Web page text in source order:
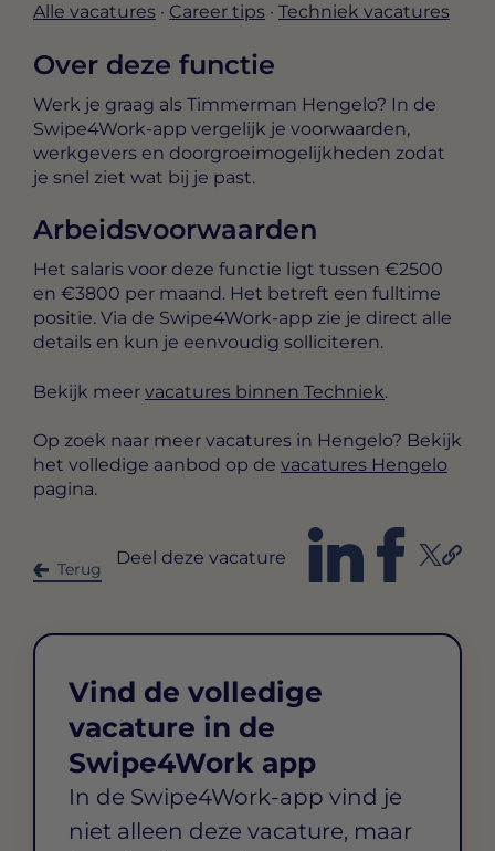
Alle vacatures · Career tips · Techniek vacatures
Over deze functie
Werk je graag als Timmerman Hengelo? In de
Swipe4Work-app vergelijk je voorwaarden,
werkgevers en doorgroeimogelijkheden zodat
je snel ziet wat bij je past.
Arbeidsvoorwaarden
Het salaris voor deze functie ligt tussen €2500
en €3800 per maand . Het betreft een fulltime
positie. Via de Swipe4Work-app zie je direct alle
details en kun je eenvoudig solliciteren.
Bekijk meer vacatures binnen Techniek.
Op zoek naar meer vacatures in Hengelo? Bekijk
het volledige aanbod op de vacatures Hengelo
pagina.
Terug
Deel deze vacature
Vind de volledige
vacature in de
Swipe4Work app
In de Swipe4Work-app vind je
niet alleen deze vacature, maar